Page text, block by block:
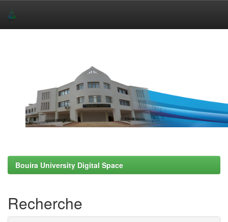
Bouira University Digital Space
Recherche